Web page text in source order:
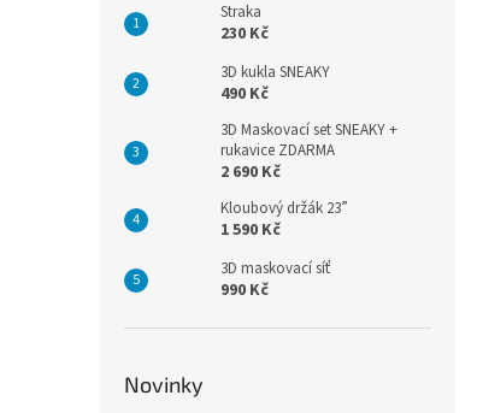
Straka
230 Kč
3D kukla SNEAKY
490 Kč
3D Maskovací set SNEAKY +
rukavice ZDARMA
2 690 Kč
Kloubový držák 23”
1 590 Kč
3D maskovací síť
990 Kč
Novinky